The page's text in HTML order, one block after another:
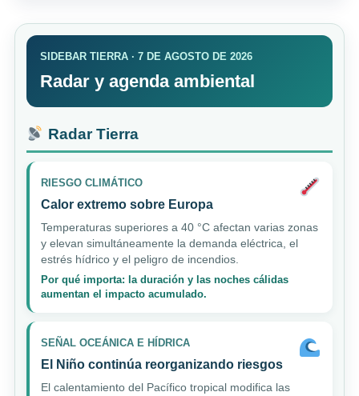
SIDEBAR TIERRA · 7 DE AGOSTO DE 2026
Radar y agenda ambiental
Radar Tierra
RIESGO CLIMÁTICO
Calor extremo sobre Europa
Temperaturas superiores a 40 °C afectan varias zonas
y elevan simultáneamente la demanda eléctrica, el
estrés hídrico y el peligro de incendios.
Por qué importa: la duración y las noches cálidas
aumentan el impacto acumulado.
SEÑAL OCEÁNICA E HÍDRICA
El Niño continúa reorganizando riesgos
El calentamiento del Pacífico tropical modifica las